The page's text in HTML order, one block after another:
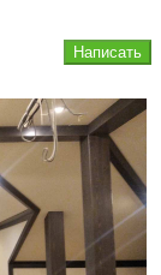
Написать